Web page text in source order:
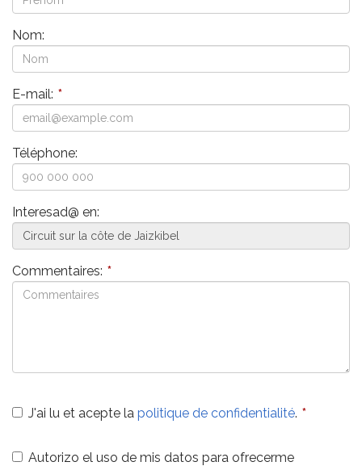
Nom:
E-mail: *
Téléphone:
Interesad@ en:
Commentaires: *
J'ai lu et acepte la politique de confidentialité. *
Autorizo el uso de mis datos para ofrecerme